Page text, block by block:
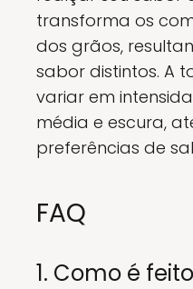
transforma os
dos grãos,
sabor distintos. A
variar em
média e escura,
preferências de
FAQ
1. Como é